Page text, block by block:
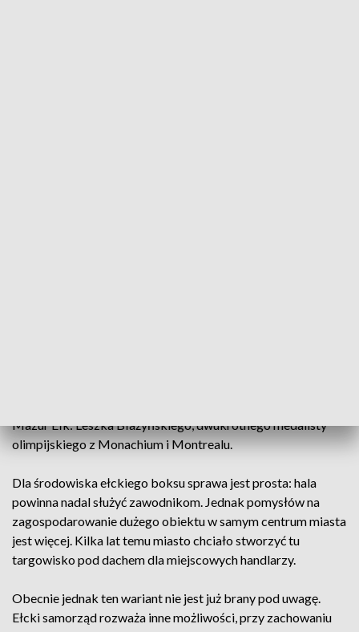
Mazur Ełk: Leszka Błażyńskiego, dwukrotnego medalisty
olimpijskiego z Monachium i Montrealu.
Dla środowiska ełckiego boksu sprawa jest prosta: hala
powinna nadal służyć zawodnikom. Jednak pomysłów na
zagospodarowanie dużego obiektu w samym centrum miasta
jest więcej. Kilka lat temu miasto chciało stworzyć tu
targowisko pod dachem dla miejscowych handlarzy.
Obecnie jednak ten wariant nie jest już brany pod uwagę.
Ełcki samorząd rozważa inne możliwości, przy zachowaniu